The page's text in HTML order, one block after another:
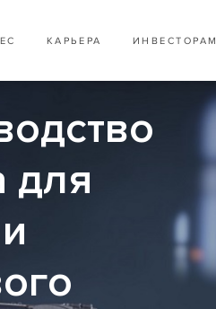
КАРЬЕРА ИНВЕСТОРАМ
для